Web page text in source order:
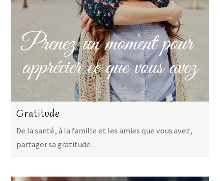
Gratitude
De la santé, à la famille et les amies que vous avez,
partager sa gratitude…